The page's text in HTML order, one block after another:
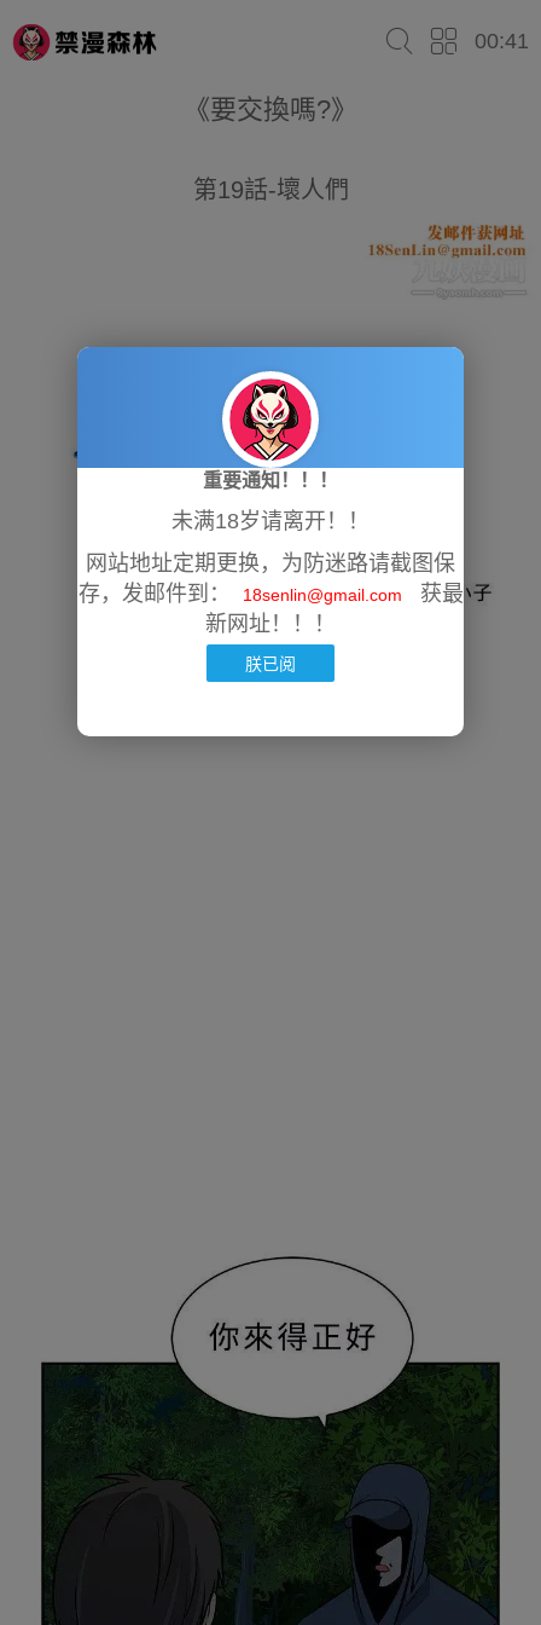
00:41
《要交換嗎?》
第19話-壞人們
重要通知！！！
未满18岁请离开！！
网站地址定期更换，为防迷路请截图保
存，发邮件到：
18senlin@gmail.com
获最
新网址！！！
朕已阅